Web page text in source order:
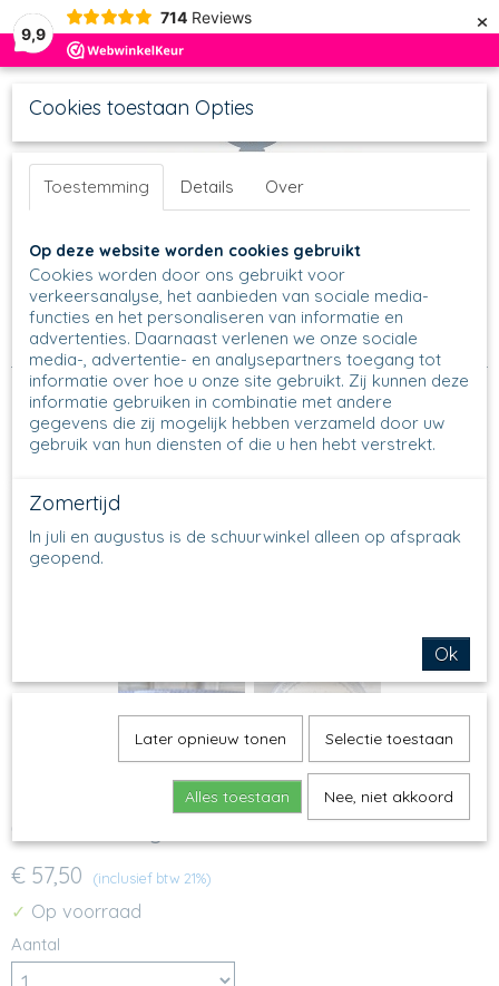
9,9
714 Reviews ×
Geen producten
Home>Schalen>Ronde Schalen >Serving Bowls>
Servingbowl C36 - Ø 27 cm >C36 - Servingbowl - 1439
€ 57,50 (inclusief btw 21%)
✓ Op voorraad
Aantal
Cookies toestaan Opties
Toestemming Details Over
Op deze website worden cookies gebruikt
Cookies worden door ons gebruikt voor
verkeersanalyse, het aanbieden van sociale media-
functies en het personaliseren van informatie en
advertenties. Daarnaast verlenen we onze sociale
media-, advertentie- en analysepartners toegang tot
informatie over hoe u onze site gebruikt. Zij kunnen deze
informatie gebruiken in combinatie met andere
gegevens die zij mogelijk hebben verzameld door uw
gebruik van hun diensten of die u hen hebt verstrekt.
Zomertijd
In juli en augustus is de schuurwinkel alleen op afspraak
geopend.
Ok
Later opnieuw tonen Selectie toestaan
Alles toestaan Nee, niet akkoord